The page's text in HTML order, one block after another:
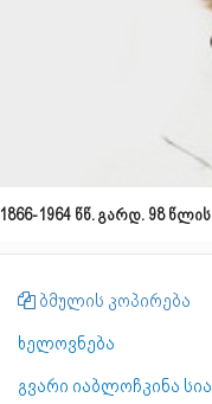
1866-1964 წწ. გარდ. 98 წლის
ბმულის კოპირება
ხელოვნება
გვარი იაბლოჩკინა სია